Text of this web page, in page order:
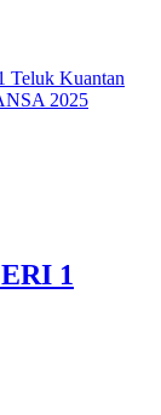
Teluk Kuantan
2025
1